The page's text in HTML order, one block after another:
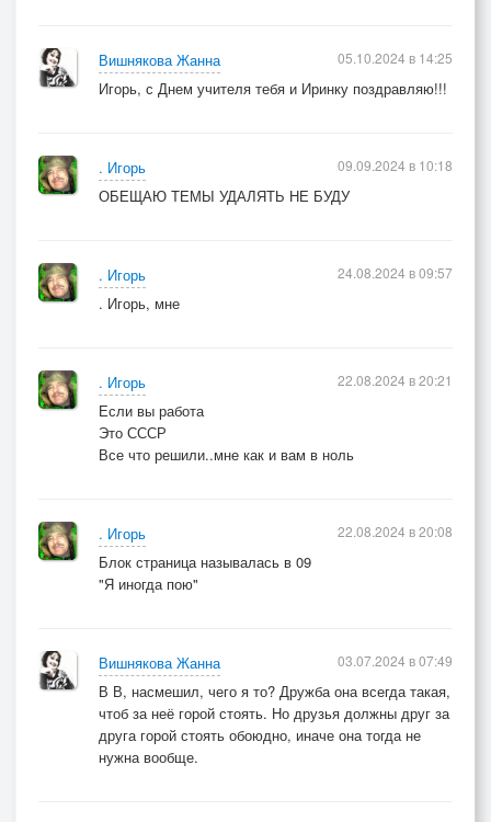
Вишнякова Жанна
Игорь, с Днем учителя тебя и Иринку поздравляю!!!
05.10.2024 в 14:25
. Игорь
ОБЕЩАЮ ТЕМЫ УДАЛЯТЬ НЕ БУДУ
09.09.2024 в 10:18
. Игорь
. Игорь, мне
24.08.2024 в 09:57
. Игорь
Если вы работа
Это СССР
Все что решили..мне как и вам в ноль
22.08.2024 в 20:21
. Игорь
Блок страница называлась в 09
"Я иногда пою"
22.08.2024 в 20:08
Вишнякова Жанна
В В, насмешил, чего я то? Дружба она всегда такая,
чтоб за неё горой стоять. Но друзья должны друг за
друга горой стоять обоюдно, иначе она тогда не
нужна вообще.
03.07.2024 в 07:49